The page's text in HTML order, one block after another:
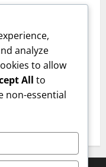
Tensiunea
Monica Trofin-
de bun-simț!
analyze
to allow
All to
non-essential